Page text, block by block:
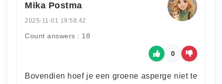
Mika Postma
2025-11-01 19:58:42
Count answers : 18
0
Bovendien hoef je een groene asperge niet te